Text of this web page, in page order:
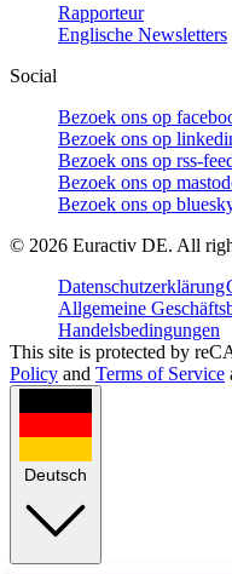
Rapporteur
Englische Newsletters
Social
Bezoek ons op
Bezoek ons op
Bezoek ons op rss-
Bezoek ons op
Bezoek ons op
© 2026 Euractiv DE. All
Datenschutzerklärung
Allgemeine
Handelsbedingungen
This site is protected by
Policy and Terms of Service
Deutsch